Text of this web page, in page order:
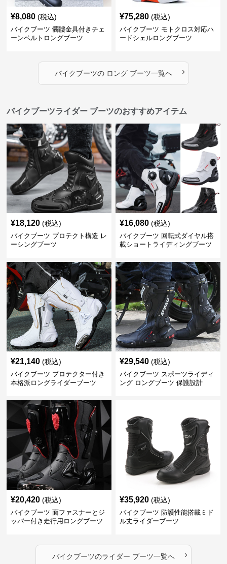
¥8,080 (税込)
バイクブーツ 髑髏金具付きチェ
ーンベルトロングブーツ
¥75,280 (税込)
バイクブーツ モトクロス対応ハ
ードシェルロングブーツ
バイクブーツのロング ブーツ一覧へ ›
バイクブーツライダー ブーツのおすすめアイテム
¥18,120 (税込)
バイクブーツ プロテクト構造 レ
ーシングブーツ
¥16,080 (税込)
バイクブーツ 回転式ダイヤル搭
載ショートライディングブーツ
¥21,140 (税込)
バイクブーツ プロテクター付き
本格派ロングライダーブーツ
¥29,540 (税込)
バイクブーツ スポーツライディ
ング ロングブーツ 保護設計
¥20,420 (税込)
バイクブーツ 面ファスナーとジ
ッパー付き走行用ロングブーツ
¥35,920 (税込)
バイクブーツ 防護性能搭載ミド
ル丈ライダーブーツ
バイクブーツのライダー ブーツ一覧へ ›